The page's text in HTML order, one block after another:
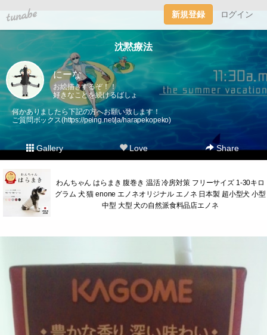
tuna.be 新規登録 ログイン
沈黙療法
にーな
お絵描きするぞ！！
好きなことを続けるばしょ
何かありましたら下記の方へお願い致します！
ご質問ボックス(https://peing.net/ja/harapekopeko)
Gallery Love Share
わんちゃん はらまき 腹巻き 温活 冷房対策 フリーサイズ 1-30キロ
グラム 犬 猫 enone エノネオリジナル エノネ 日本製 超小型犬 小型
中型 大型 犬の自然派食料品店エノネ